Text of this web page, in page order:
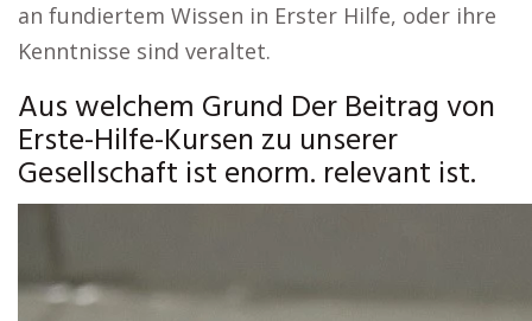
an fundiertem Wissen in Erster Hilfe, oder ihre
Kenntnisse sind veraltet.
Aus welchem Grund Der Beitrag von
Erste-Hilfe-Kursen zu unserer
Gesellschaft ist enorm. relevant ist.